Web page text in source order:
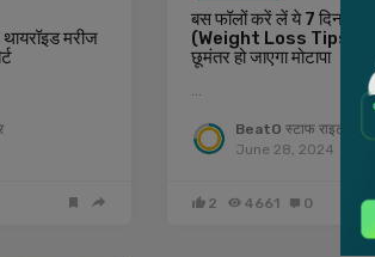
बस फॉलों करें लें ये 7 दिनों का
(Weight Loss Tips in
छूमंतर हो जाएगा मोटापा
…
BeatO स्टाफ राइटर
June 28, 2024
2 4661 0
मरीज